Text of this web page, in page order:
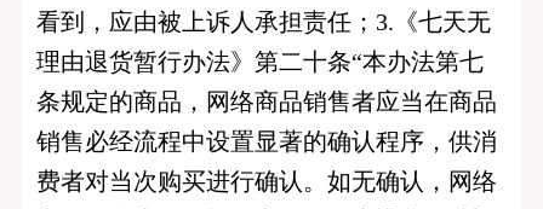
看到，应由被上诉人承担责任；3.《七天无
理由退货暂行办法》第二十条“本办法第七
条规定的商品，网络商品销售者应当在商品
销售必经流程中设置显著的确认程序，供消
费者对当次购买进行确认。如无确认，网络